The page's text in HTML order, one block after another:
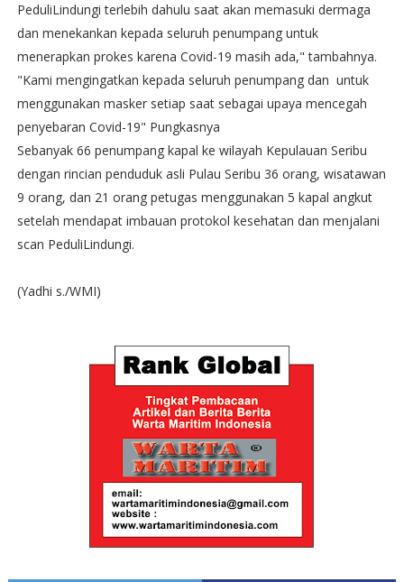
PeduliLindungi terlebih dahulu saat akan memasuki dermaga
dan menekankan kepada seluruh penumpang untuk
menerapkan prokes karena Covid-19 masih ada," tambahnya.
"Kami mengingatkan kepada seluruh penumpang dan untuk
menggunakan masker setiap saat sebagai upaya mencegah
penyebaran Covid-19" Pungkasnya
Sebanyak 66 penumpang kapal ke wilayah Kepulauan Seribu
dengan rincian penduduk asli Pulau Seribu 36 orang, wisatawan
9 orang, dan 21 orang petugas menggunakan 5 kapal angkut
setelah mendapat imbauan protokol kesehatan dan menjalani
scan PeduliLindungi.
(Yadhi s./WMI)